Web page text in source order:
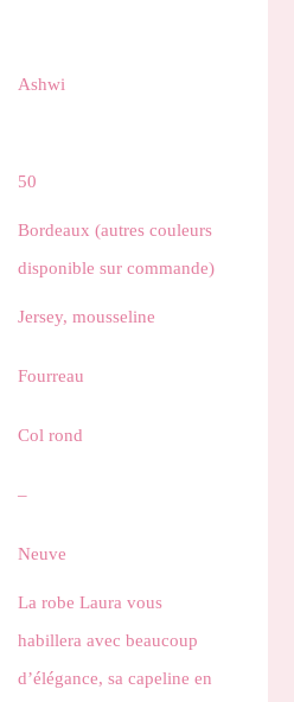
Ashwi
50
Bordeaux (autres couleurs
disponible sur commande)
Jersey, mousseline
Fourreau
Col rond
–
Neuve
La robe Laura vous
habillera avec beaucoup
d’élégance, sa capeline en